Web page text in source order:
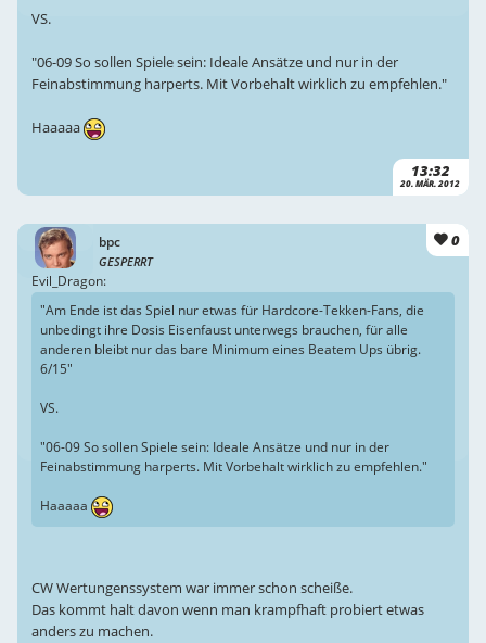
13:32
20. MÄR. 2012
VS.
"06-09 So sollen Spiele sein: Ideale Ansätze und nur in der
Feinabstimmung harperts. Mit Vorbehalt wirklich zu empfehlen."
Haaaaa
bpc
GESPERRT
0
Evil_Dragon:
"Am Ende ist das Spiel nur etwas für Hardcore-Tekken-Fans, die
unbedingt ihre Dosis Eisenfaust unterwegs brauchen, für alle
anderen bleibt nur das bare Minimum eines Beatem Ups übrig.
6/15"
VS.
"06-09 So sollen Spiele sein: Ideale Ansätze und nur in der
Feinabstimmung harperts. Mit Vorbehalt wirklich zu empfehlen."
Haaaaa
CW Wertungenssystem war immer schon scheiße.
Das kommt halt davon wenn man krampfhaft probiert etwas
anders zu machen.